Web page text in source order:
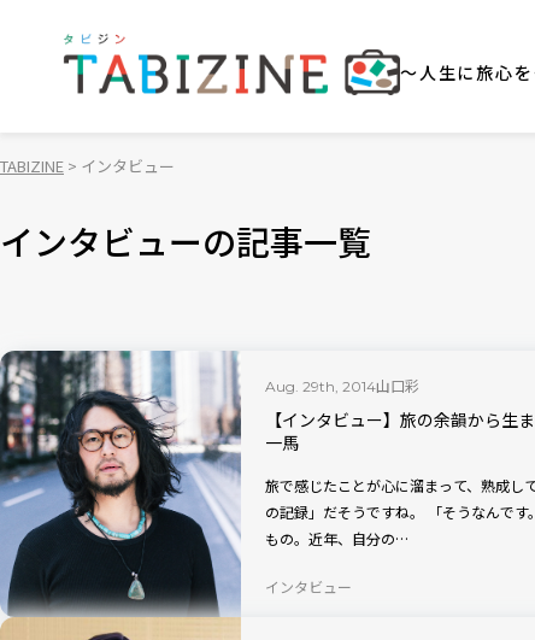
～人生に旅心
TABIZINE インタビュー
インタビューの記事一覧
Aug. 29th, 2014山口彩
【インタビュー】旅の余韻から生
一馬
旅で感じたことが心に溜まって、熟成して、曲になる —今回のアル
の記録」だそうですね。 「そうなんです。いわば、旅する自分の心のスケッチのような
もの。近年、自分の…
インタビュー